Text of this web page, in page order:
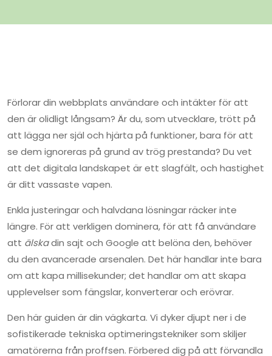
Förlorar din webbplats användare och intäkter för att
den är olidligt långsam? Är du, som utvecklare, trött på
att lägga ner själ och hjärta på funktioner, bara för att
se dem ignoreras på grund av trög prestanda? Du vet
att det digitala landskapet är ett slagfält, och hastighet
är ditt vassaste vapen.
Enkla justeringar och halvdana lösningar räcker inte
längre. För att verkligen dominera, för att få användare
att älskadin sajt och Google att belöna den, behöver
du den avancerade arsenalen. Det här handlar inte bara
om att kapa millisekunder; det handlar om att skapa
upplevelser som fängslar, konverterar och erövrar.
Den här guiden är din vägkarta. Vi dyker djupt ner i de
sofistikerade tekniska optimeringstekniker som skiljer
amatörerna från proffsen. Förbered dig på att förvandla